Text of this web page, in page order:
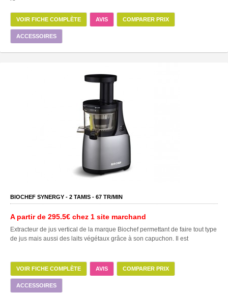
VOIR FICHE COMPLÈTE AVIS COMPARER PRIX
ACCESSOIRES
BIOCHEF SYNERGY - 2 TAMIS - 67 TR/MIN
A partir de 295.5€ chez 1 site marchand
Extracteur de jus vertical de la marque Biochef permettant de faire tout type
de jus mais aussi des laits végétaux grâce à son capuchon. Il est
VOIR FICHE COMPLÈTE AVIS COMPARER PRIX
ACCESSOIRES